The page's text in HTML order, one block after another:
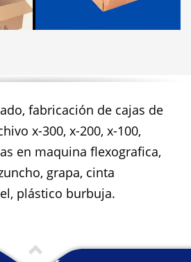
fabricación de cajas de
x-300, x-200, x-100,
en maquina flexografica,
grapa, cinta
plástico burbuja.